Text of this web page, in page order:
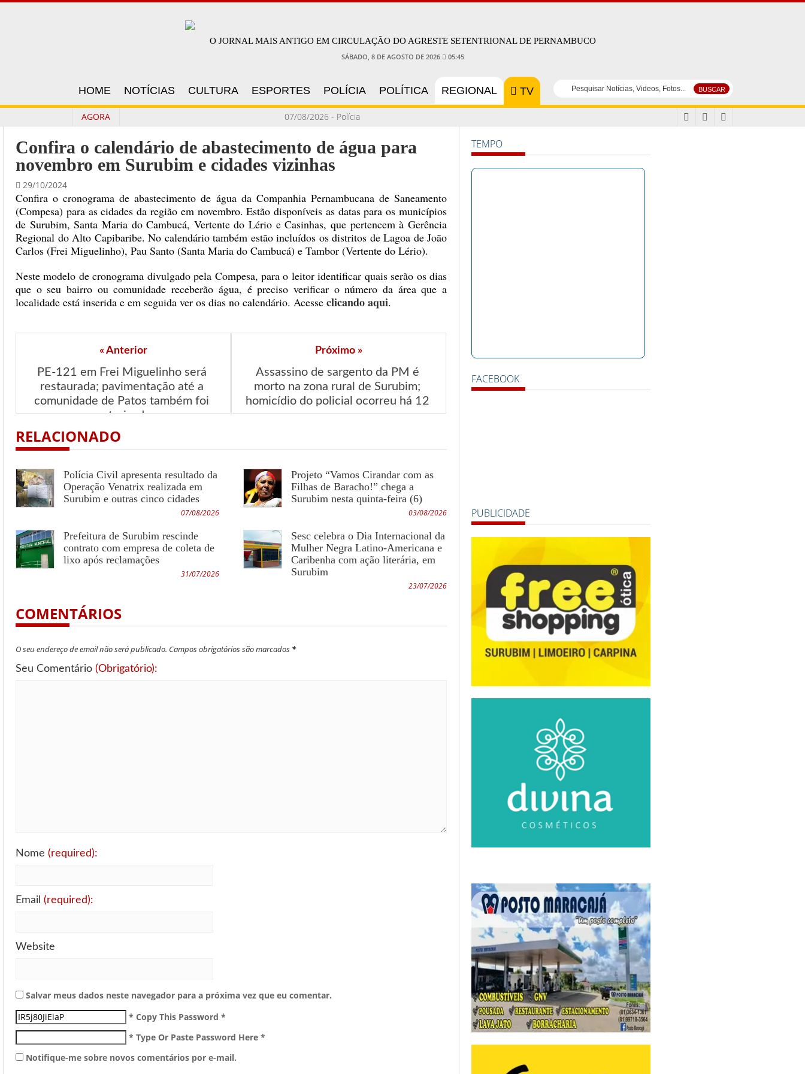
O JORNAL MAIS ANTIGO EM CIRCULAÇÃO DO AGRESTE SETENTRIONAL DE PERNAMBUCO
SÁBADO, 8 DE AGOSTO DE 2026 05:45
HOME NOTÍCIAS CULTURA ESPORTES POLÍCIA POLÍTICA REGIONAL TV
AGORA
07/08/2026 - Polícia
resultado da
Operação Venatrix
Surubim e outras
cinco cidades
03/08/2026 - Projeto
“Vamos Cirandar
com as Filhas de
Baracho!” chega a
quinta-feira (6)
31/07/2026 -
Prefeitura de
Surubim rescinde
contrato com
23/07/2026 - Sesc
celebra o Dia
Mulher Negra Latino-
Americana e
Caribenha com ação
Vertente do Lério
Confira o calendário de abastecimento de água para
novembro em Surubim e cidades vizinhas
29/10/2024
Confira o cronograma de abastecimento de água da Companhia Pernambucana de Saneamento
(Compesa) para as cidades da região em novembro. Estão disponíveis as datas para os municípios
de Surubim, Santa Maria do Cambucá, Vertente do Lério e Casinhas, que pertencem à Gerência
Regional do Alto Capibaribe. No calendário também estão incluídos os distritos de Lagoa de João
Carlos (Frei Miguelinho), Pau Santo (Santa Maria do Cambucá) e Tambor (Vertente do Lério).
Neste modelo de cronograma divulgado pela Compesa, para o leitor identificar quais serão os dias
que o seu bairro ou comunidade receberão água, é preciso verificar o número da área que a
localidade está inserida e em seguida ver os dias no calendário. Acesse clicando aqui.
« Anterior
PE-121 em Frei Miguelinho será
restaurada; pavimentação até a
comunidade de Patos também foi
autorizada
Próximo »
Assassino de sargento da PM é
morto na zona rural de Surubim;
homicídio do policial ocorreu há 12
anos
RELACIONADO
Polícia Civil apresenta resultado da
Operação Venatrix realizada em
Surubim e outras cinco cidades
07/08/2026
Projeto “Vamos Cirandar com as
Filhas de Baracho!” chega a
Surubim nesta quinta-feira (6)
03/08/2026
Prefeitura de Surubim rescinde
contrato com empresa de coleta de
lixo após reclamações
31/07/2026
Sesc celebra o Dia Internacional da
Mulher Negra Latino-Americana e
Caribenha com ação literária, em
Surubim
23/07/2026
COMENTÁRIOS
O seu endereço de email não será publicado. Campos obrigatórios são marcados *
Seu Comentário (Obrigatório):
Nome (required):
Email (required):
Website
Salvar meus dados neste navegador para a próxima vez que eu comentar.
* Copy This Password *
* Type Or Paste Password Here *
Notifique-me sobre novos comentários por e-mail.
TEMPO
FACEBOOK
PUBLICIDADE